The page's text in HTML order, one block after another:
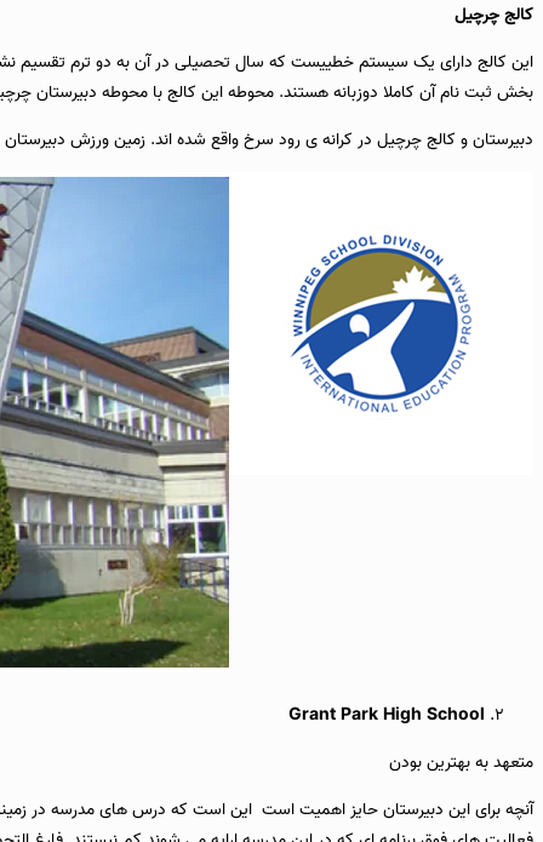
کالج چرچیل
این کالج دارای یک سیستم خطییست که سال تحصیلی در آن به دو ترم تقسیم
بخش ثبت نام آن کاملا دوزبانه هستند. محوطه این کالج با محوطه دبیرستان
دبیرستان و کالج چرچیل در کرانه ی رود سرخ واقع شده اند. زمین ورزش
Grant Park High School
متعهد به بهترین بودن
آنچه برای این دبیرستان حایز اهمیت است این است که درس های مدرسه در